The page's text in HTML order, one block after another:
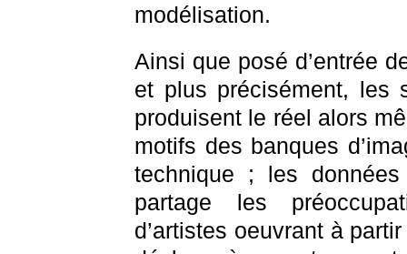
modélisation.
Ainsi que posé d’entrée
et plus précisément, les
produisent le réel alors
motifs des banques
technique ; les
partage les
d’artistes oeuvrant à